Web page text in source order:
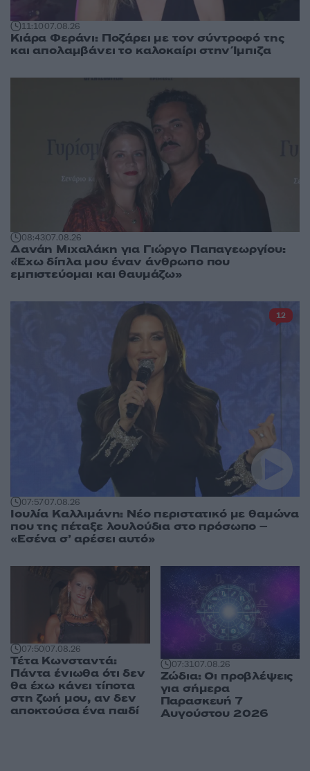
11:1007.08.26
Κιάρα Φεράνι: Ποζάρει με τον σύντροφό της
και απολαμβάνει το καλοκαίρι στην Ίμπιζα
08:4307.08.26
Δανάη Μιχαλάκη για Γιώργο Παπαγεωργίου:
«Έχω δίπλα μου έναν άνθρωπο που
εμπιστεύομαι και θαυμάζω»
07:5707.08.26
Ιουλία Καλλιμάνη: Νέο περιστατικό με θαμώνα
που της πέταξε λουλούδια στο πρόσωπο –
«Εσένα σ’ αρέσει αυτό»
12
07:5007.08.26
Τέτα Κωνσταντά:
Πάντα ένιωθα ότι δεν
θα έχω κάνει τίποτα
στη ζωή μου, αν δεν
αποκτούσα ένα παιδί
07:3107.08.26
Ζώδια: Οι προβλέψεις
για σήμερα
Παρασκευή 7
Αυγούστου 2026